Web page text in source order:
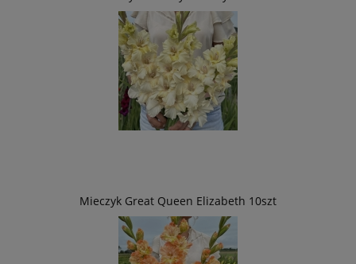
Mieczyk Great Queen Elizabeth 10szt